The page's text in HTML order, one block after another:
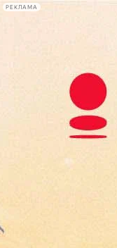
РЕКЛАМА
Сегодня:
2026.08.08
12:49
Афиша Plus